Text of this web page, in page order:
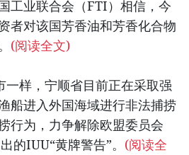
工业联合会（FTI）相信，今
者对该国芳香油和芳香化合物
(阅读全文)
一样，宁顺省目前正在采取强
船进入外国海域进行非法捕捞
行为，力争解除欧盟委员会
的IUU“黄牌警告”。 (阅读全